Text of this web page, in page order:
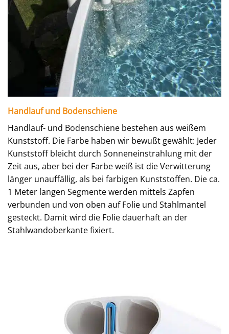
Handlauf und Bodenschiene
Handlauf- und Bodenschiene bestehen aus weißem
Kunststoff. Die Farbe haben wir bewußt gewählt: Jeder
Kunststoff bleicht durch Sonneneinstrahlung mit der
Zeit aus, aber bei der Farbe weiß ist die Verwitterung
länger unauffällig, als bei farbigen Kunststoffen. Die ca.
1 Meter langen Segmente werden mittels Zapfen
verbunden und von oben auf Folie und Stahlmantel
gesteckt. Damit wird die Folie dauerhaft an der
Stahlwandoberkante fixiert.